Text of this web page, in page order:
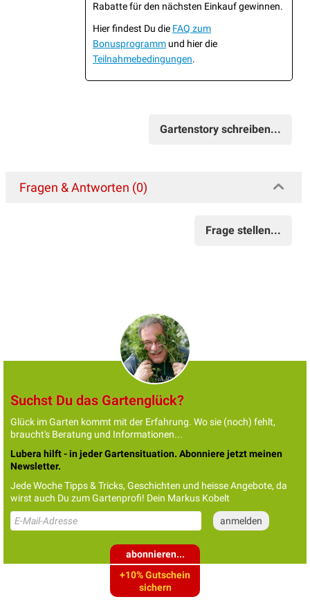
Rabatte für den nächsten Einkauf gewinnen.
Hier findest Du die FAQ zum
Bonusprogramm und hier die
Teilnahmebedingungen.
Gartenstory schreiben...
Fragen & Antworten (0)
Frage stellen...
Suchst Du das Gartenglück?
Glück im Garten kommt mit der Erfahrung. Wo sie (noch) fehlt,
braucht's Beratung und Informationen...
Lubera hilft - in jeder Gartensituation. Abonniere jetzt meinen
Newsletter.
Jede Woche Tipps & Tricks, Geschichten und heisse Angebote, da
wirst auch Du zum Gartenprofi! Dein Markus Kobelt
abonnieren...
+10% Gutschein
sichern